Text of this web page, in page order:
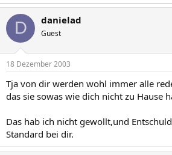
D danielad
Guest
18 Dezember 2003
Tja von dir werden wohl immer alle
das sie sowas wie dich nicht zu Hause
Das hab ich nicht gewollt,und
Standard bei dir.